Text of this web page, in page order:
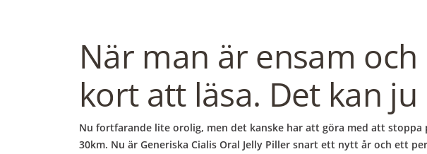
När man är ensam
kort att läsa. Det kan
Nu fortfarande lite orolig, men det kanske har att göra med att stoppa
30km. Nu är Generiska Cialis Oral Jelly Piller snart ett nytt år och ett